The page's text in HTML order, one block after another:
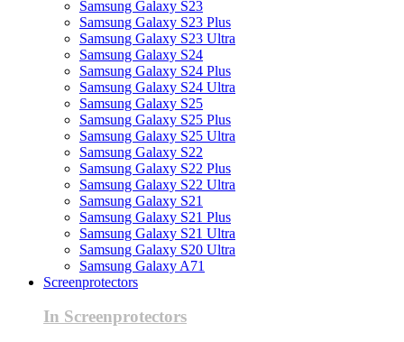
Samsung Galaxy S23
Samsung Galaxy S23 Plus
Samsung Galaxy S23 Ultra
Samsung Galaxy S24
Samsung Galaxy S24 Plus
Samsung Galaxy S24 Ultra
Samsung Galaxy S25
Samsung Galaxy S25 Plus
Samsung Galaxy S25 Ultra
Samsung Galaxy S22
Samsung Galaxy S22 Plus
Samsung Galaxy S22 Ultra
Samsung Galaxy S21
Samsung Galaxy S21 Plus
Samsung Galaxy S21 Ultra
Samsung Galaxy S20 Ultra
Samsung Galaxy A71
Screenprotectors
In Screenprotectors